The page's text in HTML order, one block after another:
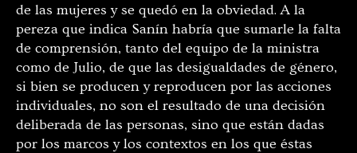
de las mujeres y se quedó en la obviedad. A la
pereza que indica Sanín habría que sumarle la falta
de comprensión, tanto del equipo de la ministra
como de Julio, de que las desigualdades de género,
si bien se producen y reproducen por las acciones
individuales, no son el resultado de una decisión
deliberada de las personas, sino que están dadas
por los marcos y los contextos en los que éstas